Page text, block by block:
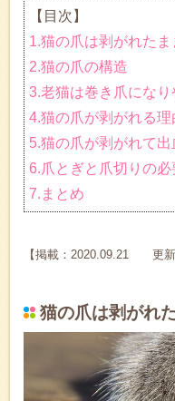
【目次】
1.猫の爪は剥がれた
2.猫の爪の構造
3.老猫は巻き爪になり
4.猫の爪が剥がれる理
5.猫の爪が剥がれて
6.爪とぎと爪切りの必
7.まとめ
【掲載：2020.09.21 更新
猫の爪は剥がれ